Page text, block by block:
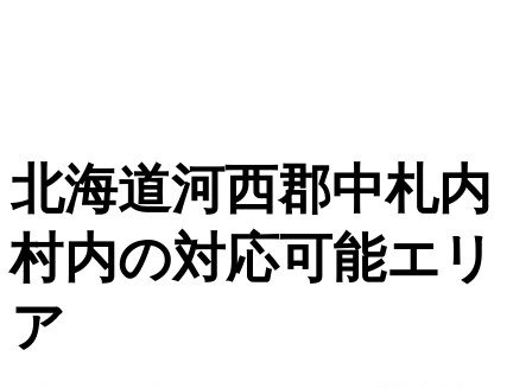
北海道河西郡中札内
村内の対応可能エリ
ア